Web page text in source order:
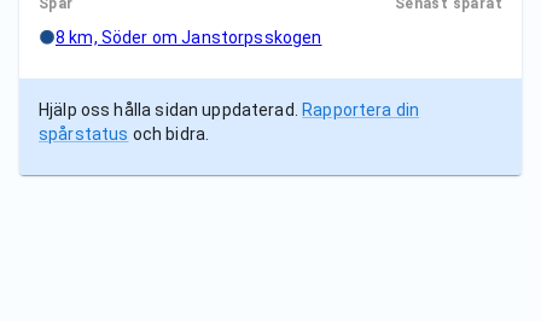
Spår Senast spårat
8 km, Söder om Janstorpsskogen
Hjälp oss hålla sidan uppdaterad.
Rapportera din
spårstatus och bidra.